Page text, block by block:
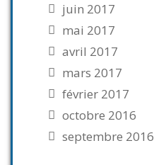
juin 2017
mai 2017
avril 2017
mars 2017
février 2017
octobre 2016
septembre 2016